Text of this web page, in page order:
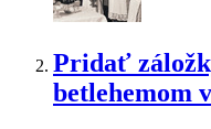
Pridať
betlehemom